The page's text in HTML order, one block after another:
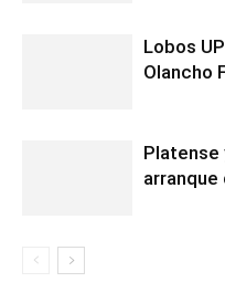
Lobos
Olancho
Platense
arranque